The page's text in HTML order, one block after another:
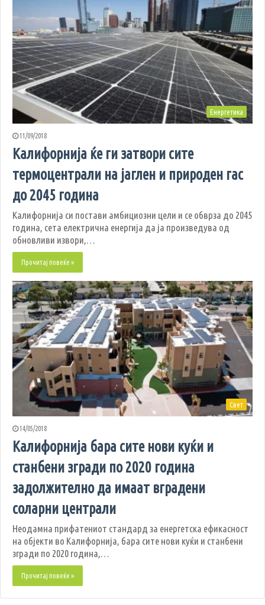
Енергетика
11/09/2018
Калифорнија ќе ги затвори сите
термоцентрали на јаглен и природен гас
до 2045 година
Калифорнија си постави амбициозни цели и се обврза до 2045
година, сета електрична енергија да ја произведува од
обновливи извори,…
Прочитај повеќе »
Свет
14/05/2018
Калифорнија бара сите нови куќи и
станбени згради по 2020 година
задолжително да имаат вградени
соларни централи
Неодамна прифатениот стандард за енергетска ефикасност
на објекти во Калифорнија, бара сите нови куќи и станбени
згради по 2020 година,…
Прочитај повеќе »